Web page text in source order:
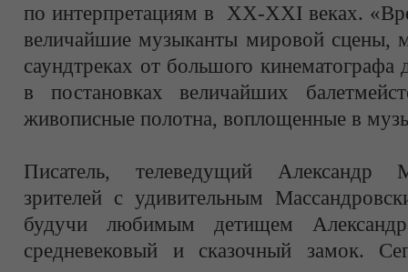
по интерпретациям в XX-XXI веках.
величайшие музыканты мировой сцены,
саундтреках от большого кинематографа
в постановках величайших
живописные полотна, воплощенные в
Писатель, телеведущий Александр
зрителей с удивительным
будучи любимым детищем
средневековый и сказочный замок.